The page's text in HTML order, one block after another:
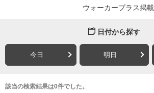
ウォーカープラス掲
日付から探す
今日 明日
該当の検索結果は0件でした。